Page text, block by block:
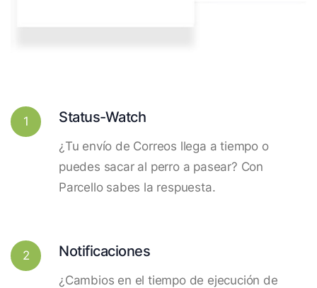
1 Status-Watch
¿Tu envío de Correos llega a tiempo o
puedes sacar al perro a pasear? Con
Parcello sabes la respuesta.
2 Notificaciones
¿Cambios en el tiempo de ejecución de